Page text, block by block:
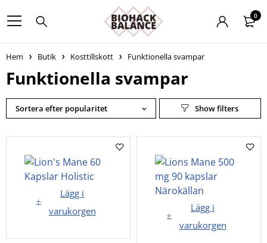
0
Hem Butik Kosttillskott Funktionella svampar
Funktionella svampar
Sortera efter popularitet
Lägg i
varukorgen
Lägg i
varukorgen